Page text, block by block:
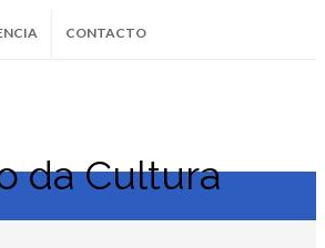
CONTACTO
InstagramFacebookTwitter Soundcloud
Youtube